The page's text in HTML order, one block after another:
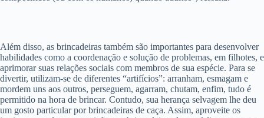
Além disso, as brincadeiras também são importantes para desenvolver
habilidades como a coordenação e solução de problemas, em filhotes, e
aprimorar suas relações sociais com membros de sua espécie. Para se
divertir, utilizam-se de diferentes “artifícios”: arranham, esmagam e
mordem uns aos outros, perseguem, agarram, chutam, enfim, tudo é
permitido na hora de brincar. Contudo, sua herança selvagem lhe deu
um gosto particular por brincadeiras de caça. Assim, aproveite os